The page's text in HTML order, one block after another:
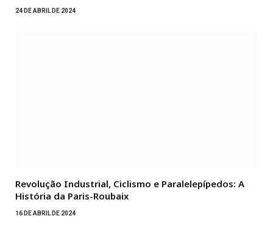
24 DE ABRIL DE 2024
Revolução Industrial, Ciclismo e Paralelepípedos: A
História da Paris-Roubaix
16 DE ABRIL DE 2024